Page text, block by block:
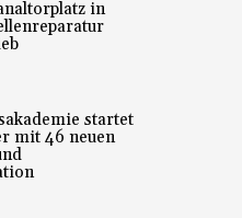
in
startet
mit 46 neuen